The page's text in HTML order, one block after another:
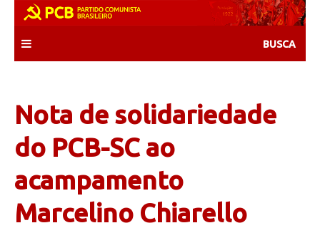
content
Nota de solidariedade
do PCB-SC ao
acampamento
Marcelino Chiarello